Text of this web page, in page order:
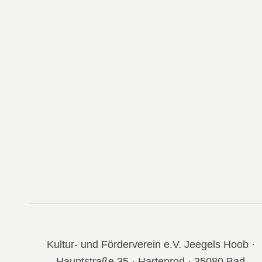
Kultur- und Förderverein e.V. Jeegels Hoob ·